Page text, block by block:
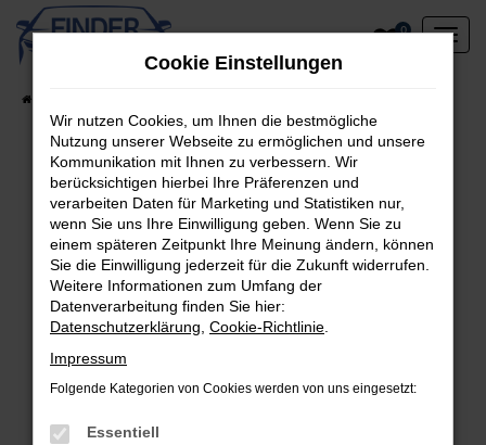
Zum
Hauptinhalt
0
Fehler: Network Error
Beim Laden ist ein Fehler aufgetreten.
Hier sind ein paar Tipps, die dir helfen können:
Überprüfe deine Firewall und deine
Internetverbindung.
Laden andere Webseiten, zum Beispiel deine
Manche Erweiterungen, wie Werbeblocker,
Cookie Einstellungen
Wir nutzen Cookies, um Ihnen die bestmögliche
Nutzung unserer Webseite zu ermöglichen und unsere
Kommunikation mit Ihnen zu verbessern. Wir
berücksichtigen hierbei Ihre Präferenzen und
verarbeiten Daten für Marketing und Statistiken nur,
wenn Sie uns Ihre Einwilligung geben. Wenn Sie zu
einem späteren Zeitpunkt Ihre Meinung ändern, können
Sie die Einwilligung jederzeit für die Zukunft widerrufen.
Weitere Informationen zum Umfang der
Datenverarbeitung finden Sie hier:
Datenschutzerklärung Cookie-Richtlinie
Impressum
Folgende Kategorien von Cookies werden von uns eingesetzt:
Essentiell